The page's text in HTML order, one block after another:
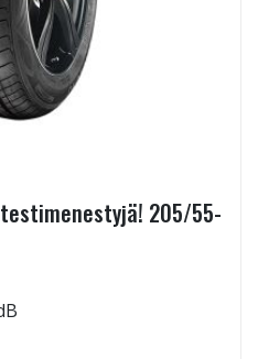
testimenestyjä! 205/55-